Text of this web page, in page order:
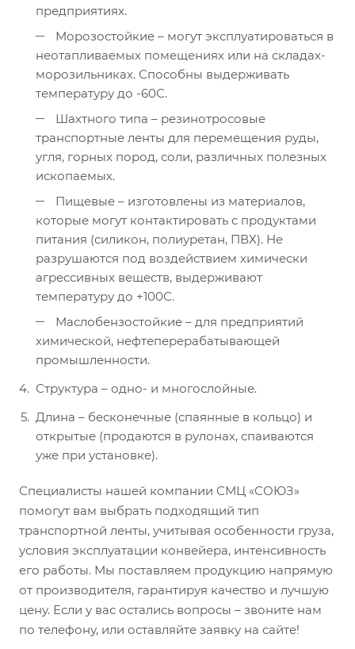
предприятиях.
Морозостойкие – могут эксплуатироваться в
неотапливаемых помещениях или на складах-
морозильниках. Способны выдерживать
температуру до -60С.
Шахтного типа – резинотросовые
транспортные ленты для перемещения руды,
угля, горных пород, соли, различных полезных
ископаемых.
Пищевые – изготовлены из материалов,
которые могут контактировать с продуктами
питания (силикон, полиуретан, ПВХ). Не
разрушаются под воздействием химически
агрессивных веществ, выдерживают
температуру до +100С.
Маслобензостойкие – для предприятий
химической, нефтеперерабатывающей
промышленности.
Структура – одно- и многослойные.
Длина – бесконечные (спаянные в кольцо) и
открытые (продаются в рулонах, спаиваются
уже при установке).
Специалисты нашей компании СМЦ «СОЮЗ»
помогут вам выбрать подходящий тип
транспортной ленты, учитывая особенности груза,
условия эксплуатации конвейера, интенсивность
его работы. Мы поставляем продукцию напрямую
от производителя, гарантируя качество и лучшую
цену. Если у вас остались вопросы – звоните нам
по телефону, или оставляйте заявку на сайте!